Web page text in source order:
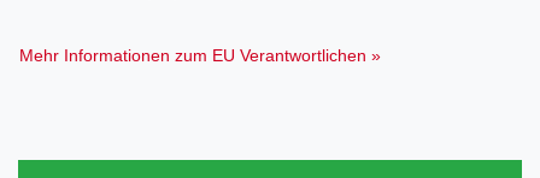
Mehr Informationen zum EU Verantwortlichen »